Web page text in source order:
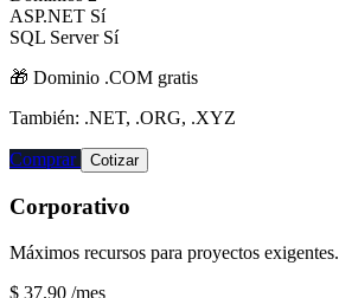
ASP.NET Sí
SQL Server Sí
🎁 Dominio .COM gratis
También: .NET, .ORG, .XYZ
Comprar Cotizar
Corporativo
Máximos recursos para proyectos exigentes.
$ 37.90 /mes